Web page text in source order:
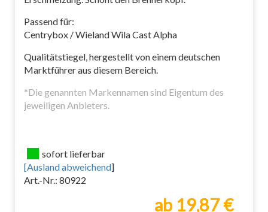
Passend für:
Centrybox / Wieland Wila Cast Alpha
Qualitätstiegel, hergestellt von einem deutschen
Marktführer aus diesem Bereich.
*Die genannten Markennamen sind Eigentum des
jeweiligen Anbieters.
sofort lieferbar
[Ausland abweichend]
Art.-Nr.: 80922
ab 19,87 €